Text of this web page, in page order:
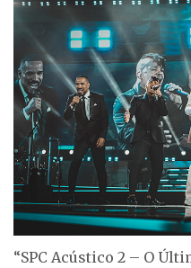
“SPC Acústico 2 – O